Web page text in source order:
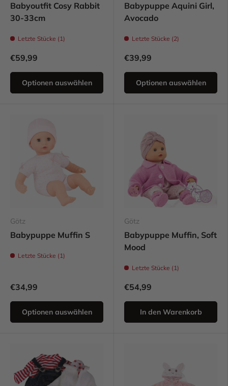
Babyoutfit Cosy Rabbit
30-33cm
Letzte Stücke (1)
€59,99
Optionen auswählen
Babypuppe Aquini Girl,
Avocado
Letzte Stücke (2)
€39,99
Optionen auswählen
Götz
Babypuppe Muffin S
Letzte Stücke (1)
€34,99
Optionen auswählen
Götz
Babypuppe Muffin, Soft
Mood
Letzte Stücke (1)
€54,99
In den Warenkorb